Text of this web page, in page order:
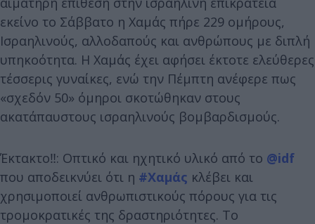
εκείνο το Σάββατο η Χαμάς πήρε 229 ομήρους,
Ισραηλινούς, αλλοδαπούς και ανθρώπους με διπλή
υπηκοότητα. Η Χαμάς έχει αφήσει έκτοτε ελεύθερες
τέσσερις γυναίκες, ενώ την Πέμπτη ανέφερε πως
«σχεδόν 50» όμηροι σκοτώθηκαν στους
ακατάπαυστους ισραηλινούς βομβαρδισμούς.
Έκτακτο‼️: Οπτικό και ηχητικό υλικό από το @idf
που αποδεικνύει ότι η #Χαμάς κλέβει και
χρησιμοποιεί ανθρωπιστικούς πόρους για τις
τρομοκρατικές της δραστηριότητες. Το